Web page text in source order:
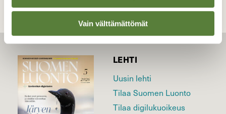
Vain välttämättömät
LEHTI
Uusin lehti
Tilaa Suomen Luonto
Tilaa digilukuoikeus